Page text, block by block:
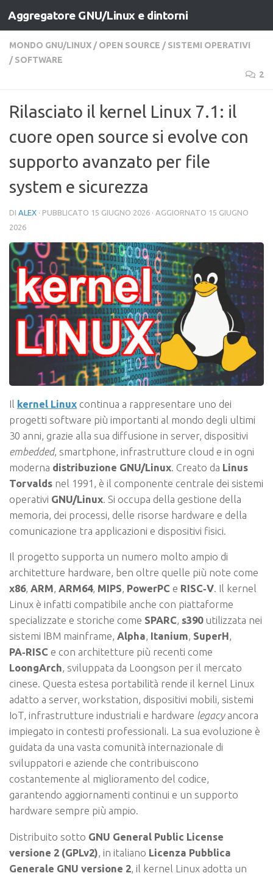
Salta al contenuto
Aggregatore GNU/Linux e dintorni
MONDO GNU/LINUX / OPEN SOURCE / SISTEMI OPERATIVI
/ SOFTWARE
2
Rilasciato il kernel Linux 7.1: il
cuore open source si evolve con
supporto avanzato per file
system e sicurezza
DI ALEX · PUBBLICATO 15 GIUGNO 2026 · AGGIORNATO 15 GIUGNO
2026
Il kernel Linux continua a rappresentare uno dei
progetti software più importanti al mondo degli ultimi
30 anni, grazie alla sua diffusione in server, dispositivi
embedded, smartphone, infrastrutture cloud e in ogni
moderna distribuzione GNU/Linux . Creato da Linus
Torvalds nel 1991, è il componente centrale dei sistemi
operativi GNU/Linux . Si occupa della gestione della
memoria, dei processi, delle risorse hardware e della
comunicazione tra applicazioni e dispositivi fisici.
Il progetto supporta un numero molto ampio di
architetture hardware, ben oltre quelle più note come
x86, ARM, ARM64, MIPS, PowerPC e RISC‑V. Il kernel
Linux è infatti compatibile anche con piattaforme
specializzate e storiche come SPARC, s390utilizzata nei
sistemi IBM mainframe, Alpha, Itanium, SuperH,
PA‑RISC e con architetture più recenti come
LoongArch, sviluppata da Loongson per il mercato
cinese. Questa estesa portabilità rende il kernel Linux
adatto a server, workstation, dispositivi mobili, sistemi
IoT, infrastrutture industriali e hardware legacyancora
impiegato in contesti professionali. La sua evoluzione è
guidata da una vasta comunità internazionale di
sviluppatori e aziende che contribuiscono
costantemente al miglioramento del codice,
garantendo aggiornamenti continui e un supporto
hardware sempre più ampio.
Distribuito sotto GNU General Public License
versione 2 (GPLv2), in italiano Licenza Pubblica
Generale GNU versione 2, il kernel Linux adotta un